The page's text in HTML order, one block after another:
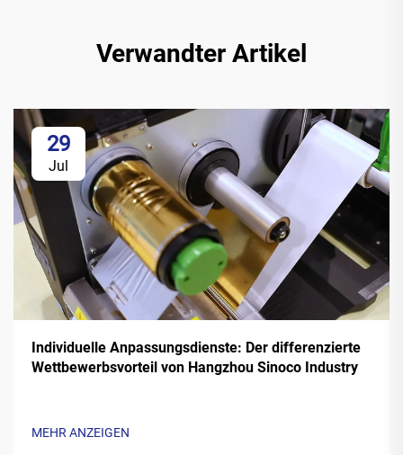
Verwandter Artikel
29
Jul
Individuelle Anpassungsdienste: Der differenzierte
Wettbewerbsvorteil von Hangzhou Sinoco Industry
MEHR ANZEIGEN